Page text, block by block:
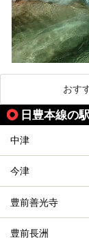
おす
日豊本線の
中津
今津
豊前善光寺
豊前長洲